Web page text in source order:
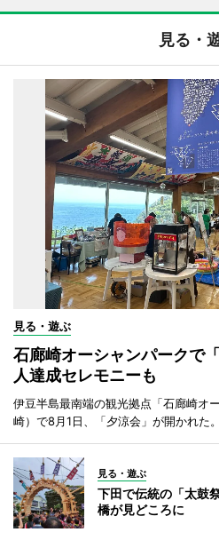
見る・
見る・遊ぶ
石廊崎オーシャンパーク
人達成セレモニーも
伊豆半島最南端の観光拠点「石廊崎オ
崎）で8月1日、「夕涼会」が開かれた。
見る・遊ぶ
下田で伝統の「太鼓
橋が見どころに